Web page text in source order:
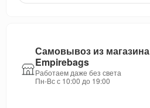
Самовывоз из магазина
Empirebags
Работаем даже без света
Пн-Вс с 10:00 до 19:00